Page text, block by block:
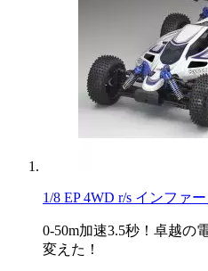
1/8 EP 4WD r/s インファ
0-50m加速3.5秒！卓越の
変えた！